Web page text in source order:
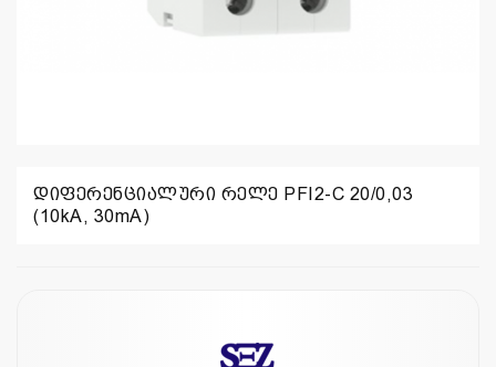
დიფერენციალური რელე PFI2-C 20/0,03
(10kA, 30mA)